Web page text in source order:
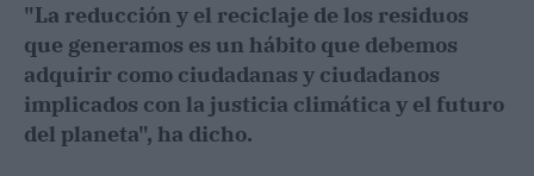
"La reducción y el reciclaje de los residuos
que generamos es un hábito que debemos
adquirir como ciudadanas y ciudadanos
implicados con la justicia climática y el futuro
del planeta", ha dicho.